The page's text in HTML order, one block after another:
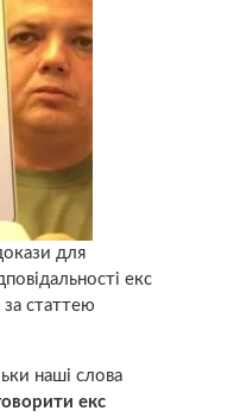
для
екс
статтею
наші слова
екс